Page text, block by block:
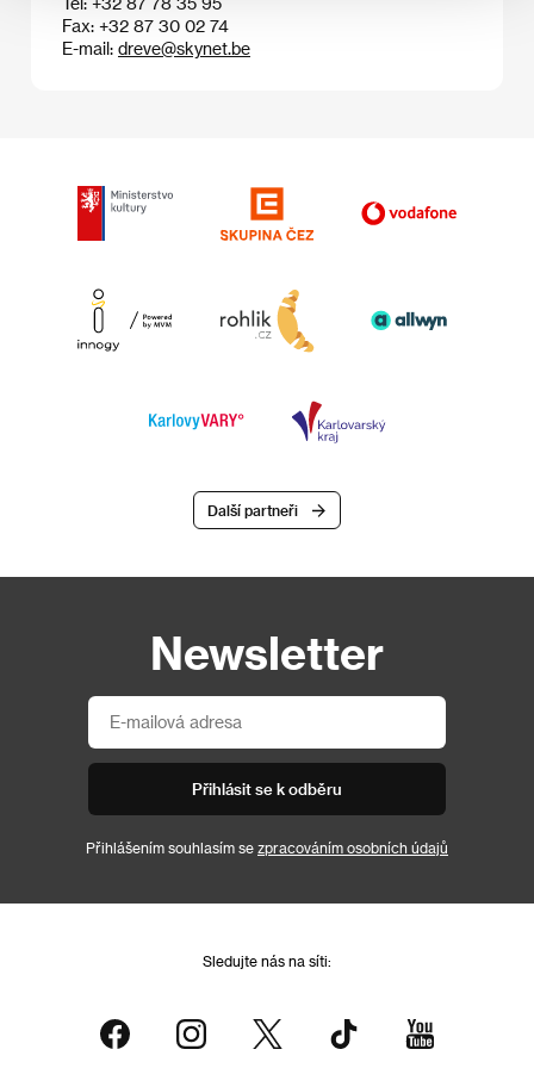
Fax: +32 87 30 02 74
E-mail: dreve@skynet.be
Další partneři
Newsletter
Přihlásit se k odběru
Přihlášením souhlasím se zpracováním osobních údajů
Sledujte nás na síti: